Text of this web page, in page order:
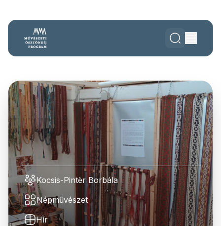
Kocsis-Pintèr Borbála
Népművészet
Hír